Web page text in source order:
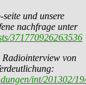
und unsere
nachfrage unter
371770926263536
von
int/201302/